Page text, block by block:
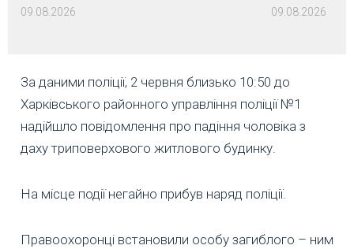
09.08.2026 09.08.2026
За даними поліції, 2 червня близько 10:50 до
Харківського районного управління поліції №1
надійшло повідомлення про падіння чоловіка з
даху триповерхового житлового будинку.
На місце події негайно прибув наряд поліції.
Правоохоронці встановили особу загиблого – ним